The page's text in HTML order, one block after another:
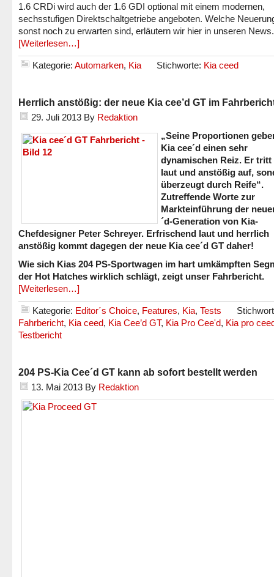
1.6 CRDi wird auch der 1.6 GDI optional mit einem modernen,
sechsstufigen Direktschaltgetriebe angeboten. Welche
sonst noch zu erwarten sind, erläutern wir hier in unseren News.
[Weiterlesen…]
Kategorie: Automarken, Kia Stichworte: Kia ceed
Herrlich anstößig: der neue Kia cee’d GT im
29. Juli 2013 By Redaktion
„Seine Proportionen
Kia cee´d einen sehr
dynamischen Reiz. Er
laut und anstößig auf,
überzeugt durch Reife“.
Zutreffende Worte zur
Markteinführung der
´d-Generation von Kia-
Chefdesigner Peter Schreyer. Erfrischend laut und herrlich
anstößig kommt dagegen der neue Kia cee´d GT daher!
Wie sich Kias 204 PS-Sportwagen im hart umkämpften
der Hot Hatches wirklich schlägt, zeigt unser Fahrbericht.
[Weiterlesen…]
Kategorie: Editor´s Choice, Features, Kia, Tests
Fahrbericht, Kia ceed, Kia Cee’d GT, Kia Pro Cee'd, Kia pro
Testbericht
204 PS-Kia Cee´d GT kann ab sofort bestellt werden
13. Mai 2013 By Redaktion